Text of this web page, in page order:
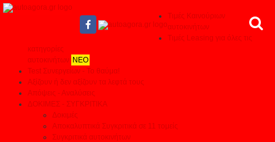
Τιμές Καινούριων
αυτοκινήτων
Τιμές Leasing για όλες τις
κατηγορίες
αυτοκινήτων ΝΕΟ
Test Συνεργείων - Το θαύμα!
Αξίζουν ή δεν αξίζουν τα λεφτά τους
Απόψεις - Αναλύσεις
ΔΟΚΙΜΕΣ - ΣΥΓΚΡΙΤΙΚΑ
Δοκιμές
Αποκαλυπτικά Συγκριτικά σε 11 τομείς
Συγκριτικά αυτοκινήτων